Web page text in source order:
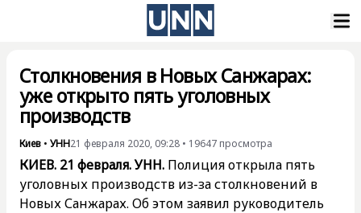
Столкновения в Новых Санжарах:
уже открыто пять уголовных
производств
Киев • УНН21 февраля 2020, 09:28 • 19647 просмотра
КИЕВ. 21 февраля. УНН. Полиция открыла пять
уголовных производств из-за столкновений в
Новых Санжарах. Об этом заявил руководитель